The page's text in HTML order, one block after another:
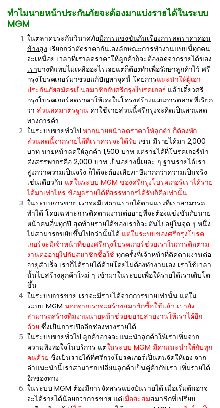
ทำไมนายหน้าประกันภัยจะต้องมาแบ่งรายได้ในระบบ
MGM
ในตลาดประกันวินาศภัยมีการแข่งขันกันเรื่องการลดราคาค่อน
ข้างสูง เรียกกว่าตัดราคากันเองลักษณะการทำงานแบบนี้ทุกคน
จะเหนื่อย เวลาที่เราลดราคาให้ลูกค้าก็จะต้องลดจากรายได้ของ
เราบางทีแทบไม่เหลืออะไรเลยแต่ก็ต้องทำเพื่อรักษาลูกค้าไว้ ศรี
กรุงโบรคเกอร์มาช่วยแก้ปัญหาจุดนี้ โดยการแนะนำให้ผู้เอา
ประกันภัยสมัครเป็นสมาชิกกับศรีกรุงโบรคเกอร์ แล้วเดี๋ยวศรี
กรุงโบรคเกอร์ลดราคาให้เองในโครงสร้างแผนการตลาดที่เรียก
ว่า ส่วนลดมาตรฐาน ค่าใช้จ่ายส่วนนี้ศรีกรุงจะคิดเป็นส่วนลด
ทางการค้า
ในระบบขายทั่วไป หากนายหน้าลดราคาให้ลูกค้า ก็ต้องหัก
ส่วนลดนี้จากรายได้ที่เราควรจะได้รับ เช่น มีรายได้มา 2,000
บาท นายหน้าลดให้ลูกค้า 1,500 บาท แต่รายได้ที่โบรคเกอร์นำ
ส่งสรรพากรคือ 2,000 บาท เป็นอย่างนี้เยอะ ๆ ฐานรายได้เรา
สูงกว่าความเป็นจริง ก็ได้จะต้องเสียภาษีมากกว่าความเป็นจริง
เช่นเดียวกัน แต่ในระบบ MGM ของศรีกรุงโบรคเกอร์เราได้ราย
ได้มาเท่าไหร่ ข้อมูลรายได้ที่สรรพากรได้รับก็คือเท่านั้น
ในระบบการขาย เราจะมีเพดานรายได้ตามแรงที่เราสามารถ
ทำได้ โดยเฉพาะการติดตามงานต่ออายุที่จะต้องแข่งขันกับนาย
หน้าคนอื่นทุกปี สุดท้ายรายได้ของเราก็จะตันไปอยู่ในจุด ๆ หนึ่ง
ไม่สามารถขยับขึ้นไปกว่านั้นได้ แต่ในระบบของศรีกรุงโบรค
เกอร์จะมีเจ้าหน้าที่ของศรีกรุงโบรคเกอร์ช่วยเราในการติดตาม
งานต่ออายุไปกับสมาชิกซื้อใช้ ทุกครั้งที่เจ้าหน้าที่ติดตามงานต่อ
อายุสำเร็จ เราก็ได้รายได้ด้วยโดยไม่ต้องทำงานเอง เราใช้เวลา
นั้นไปสร้างลูกค้าใหม่ ๆ เข้ามาในระบบเพื่อให้รายได้เราเติบโต
ขึ้น
ในระบบการขาย เราจะมีรายได้จากการขายเท่านั้น แต่ใน
ระบบ MGM นอกจากเราจะสร้างสมาชิกซื้อใช้แล้ว เรายัง
สามารถสร้างทีมงานนายหน้าช่วยขยายสายงานให้เราได้อีก
ด้วย ซึ่งเป็นการเปิดอีกช่องทางรายได้
ในระบบขายทั่วไป ลูกค้าอาจจะแนะนำลูกค้าให้เราเพิ่มจาก
ความพึงพอใจในบริการ แต่ในระบบ MGM มีค่าแนะนำให้กับทุก
คนด้วย ซึ่งเป็นรายได้ที่ศรีกรุงโบรคเกอร์เป็นคนจัดให้เอง จาก
ค่าแนะนำนี้เราสามารถเปลี่ยนลูกค้าเป็นคู่ค้ากับเรา เพิ่มรายได้
อีกช่องทาง
ในระบบ MGM ต้องมีการจัดสรรแบ่งปันรายได้ เมื่อเริ่มต้นอาจ
จะได้รายได้น้อยกว่าการขาย แต่เมื่อสะสมสมาชิกที่เปรียบ